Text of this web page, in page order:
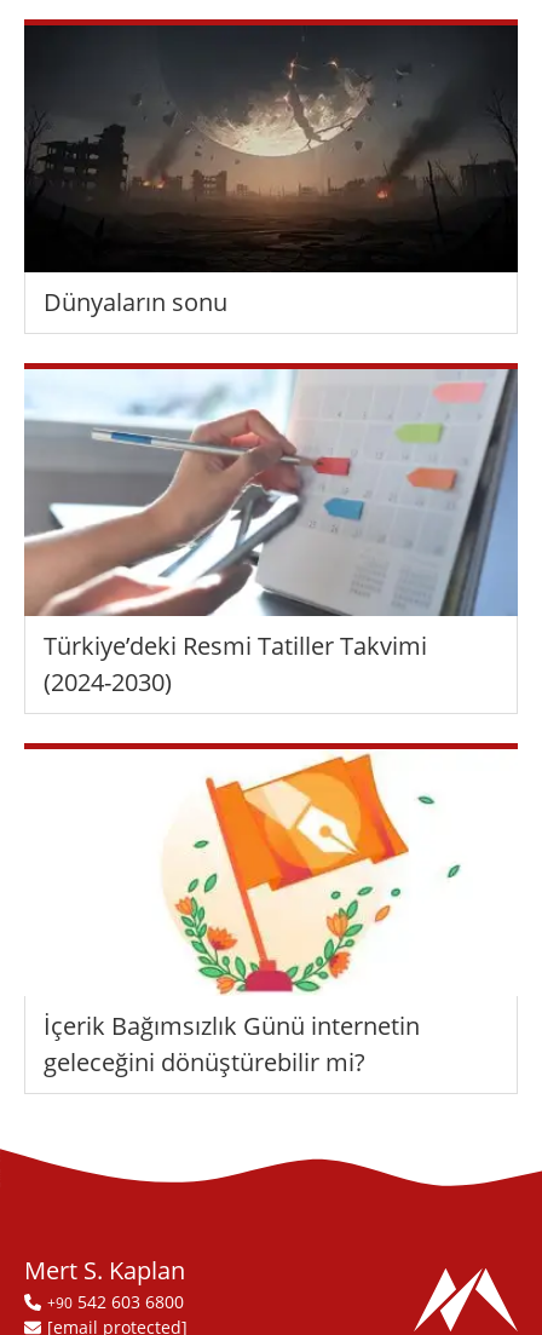
Dünyaların sonu
Türkiye’deki Resmi Tatiller Takvimi
(2024-2030)
İçerik Bağımsızlık Günü internetin
geleceğini dönüştürebilir mi?
Mert S. Kaplan
+90 542 603 6800
[email protected]